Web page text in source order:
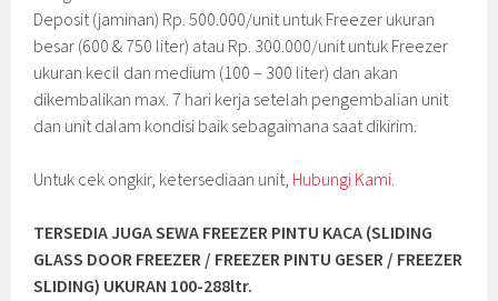
Deposit (jaminan) Rp. 500.000/unit untuk Freezer ukuran
besar (600 & 750 liter) atau Rp. 300.000/unit untuk Freezer
ukuran kecil dan medium (100 – 300 liter) dan akan
dikembalikan max. 7 hari kerja setelah pengembalian unit
dan unit dalam kondisi baik sebagaimana saat dikirim.
Untuk cek ongkir, ketersediaan unit, Hubungi Kami.
TERSEDIA JUGA SEWA FREEZER PINTU KACA (SLIDING
GLASS DOOR FREEZER / FREEZER PINTU GESER / FREEZER
SLIDING) UKURAN 100-288ltr.